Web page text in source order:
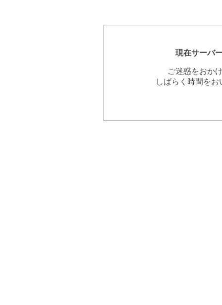
現在サーバ
ご迷惑をおか
しばらく時間を